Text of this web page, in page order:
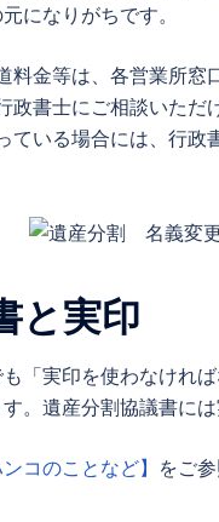
になりがちです。
料金等は、各営業所窓
書士にご相談いただ
ている場合には、行政
と実印
「実印を使わなけれ
。 遺産分割協議書に
ンコのことなど】 をご